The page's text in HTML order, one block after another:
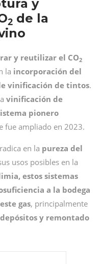
y
2 de la
y reutilizar el CO2
la incorporación del
vinificación de tintos.
vinificación de
pionero
fue ampliado en 2023.
en la pureza del
usos posibles en la
estos sistemas
a la bodega
gas, principalmente
y remontado